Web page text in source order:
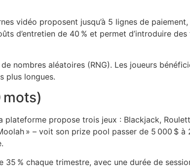
vidéo proposent jusqu’à 5 lignes de
d’entretien de 40 % et permet d’introduire
nombres aléatoires (RNG). Les joueurs
plus longues.
plateforme propose trois jeux : Blackjack,
» – voit son prize pool passer de 5 000 $ à
% chaque trimestre, avec une durée de